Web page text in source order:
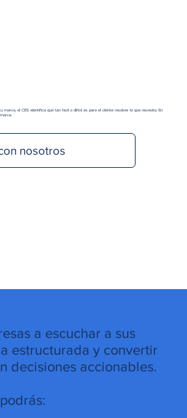
marca, el CES identifica qué tan fácil o difícil es para el cliente resolver lo que necesita. En
nosotros
a escuchar a sus
estructurada y convertir
decisiones accionables.